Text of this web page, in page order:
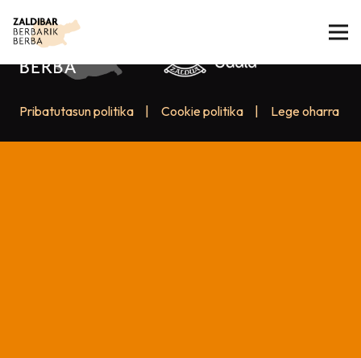
Pribatutasun politika Cookie politika Lege oharra